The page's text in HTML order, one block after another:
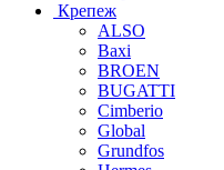
Крепеж
ALSO
Baxi
BROEN
BUGATTI
Cimberio
Global
Grundfos